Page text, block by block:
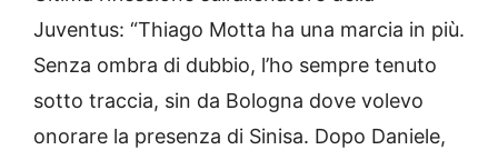
Juventus: “Thiago Motta ha una marcia in più.
Senza ombra di dubbio, l’ho sempre tenuto
sotto traccia, sin da Bologna dove volevo
onorare la presenza di Sinisa. Dopo Daniele,